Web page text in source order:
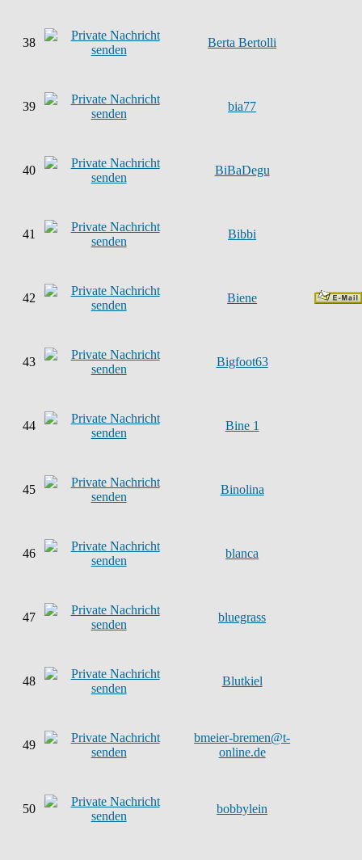
38 Berta Bertolli
39 bia77
40 BiBaDegu
41 Bibbi
42 Biene
43 Bigfoot63
44 Bine 1
45 Binolina
46 blanca
47 bluegrass
48 Blutkiel
49
bmeier-bremen@t-
online.de
50 bobbylein